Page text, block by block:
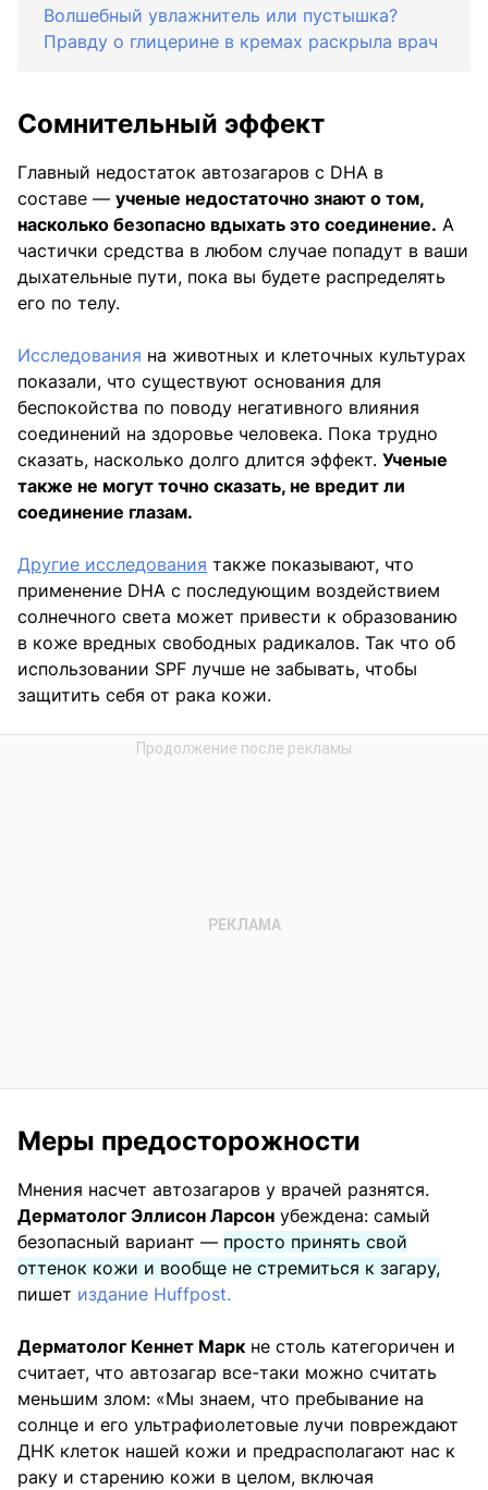
Волшебный увлажнитель или пустышка?
Правду о глицерине в кремах раскрыла врач
Сомнительный эффект
Главный недостаток автозагаров с DHA в
составе — ученые недостаточно знают о том,
насколько безопасно вдыхать это соединение. А
частички средства в любом случае попадут в ваши
дыхательные пути, пока вы будете распределять
его по телу.
Исследования на животных и клеточных культурах
показали, что существуют основания для
беспокойства по поводу негативного влияния
соединений на здоровье человека. Пока трудно
сказать, насколько долго длится эффект. Ученые
также не могут точно сказать, не вредит ли
соединение глазам.
Другие исследования также показывают, что
применение DHA с последующим воздействием
солнечного света может привести к образованию
в коже вредных свободных радикалов. Так что об
использовании SPF лучше не забывать, чтобы
защитить себя от рака кожи.
Меры предосторожности
Мнения насчет автозагаров у врачей разнятся.
Дерматолог Эллисон Ларсон убеждена: самый
безопасный вариант — просто принять свой
оттенок кожи и вообще не стремиться к загару,
пишет издание Huffpost.
Дерматолог Кеннет Марк не столь категоричен и
считает, что автозагар все-таки можно считать
меньшим злом: «Мы знаем, что пребывание на
солнце и его ультрафиолетовые лучи повреждают
ДНК клеток нашей кожи и предрасполагают нас к
раку и старению кожи в целом, включая